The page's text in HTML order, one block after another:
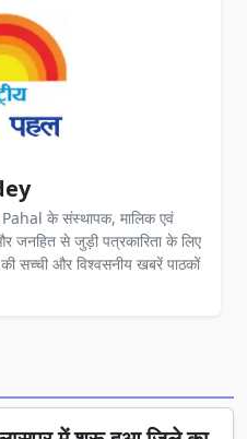
के संस्थापक, मालिक एवं
जनहित से जुड़ी पत्रकारिता के लिए
सच्ची और विश्वसनीय खबरें पाठकों